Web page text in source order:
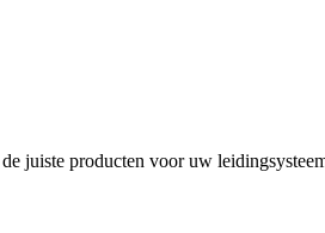
juiste producten voor uw